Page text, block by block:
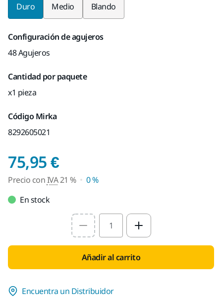
Duro Medio Blando
Configuración de agujeros
48 Agujeros
Cantidad por paquete
x1 pieza
Código Mirka
8292605021
75,95 €Precio con IVA 21 %
Precio conIVA21 %
0 %
En stock
Select quantity value
Añadir al carrito
Encuentra un Distribuidor